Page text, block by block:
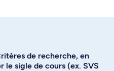
de recherche, en
le sigle de cours (ex. SVS